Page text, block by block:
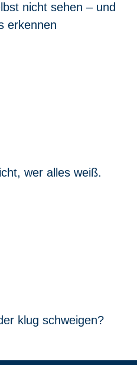
nicht sehen – und
erkennen
wer alles weiß.
klug schweigen?